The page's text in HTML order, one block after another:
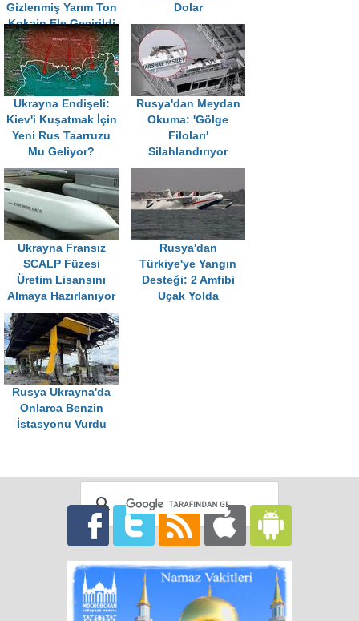
Gizlenmiş Yarım Ton
Kokain Ele Geçirildi
Dolar
Ukrayna Endişeli:
Kiev'i Kuşatmak İçin
Yeni Rus Taarruzu
Mu Geliyor?
Rusya'dan Meydan
Okuma: 'Gölge
Filoları'
Silahlandırıyor
Ukrayna Fransız
SCALP Füzesi
Üretim Lisansını
Almaya Hazırlanıyor
Rusya'dan
Türkiye'ye Yangın
Desteği: 2 Amfibi
Uçak Yolda
Rusya Ukrayna'da
Onlarca Benzin
İstasyonu Vurdu